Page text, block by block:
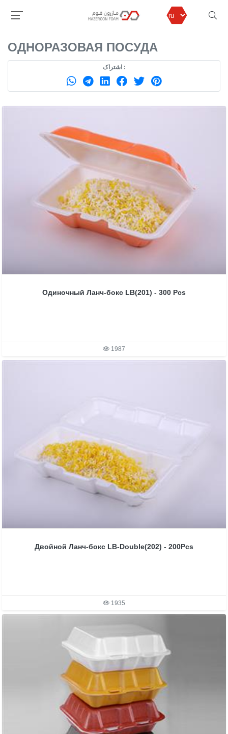
مازرون فوم ОДНОРАЗОВАЯ ПОСУДА
ОДНОРАЗОВАЯ ПОСУДА
اشتراک :
Одиночный Ланч-бокс LB(201) - 300 Pcs
1987
Двойной Ланч-бокс LB-Double(202) - 200Pcs
1935